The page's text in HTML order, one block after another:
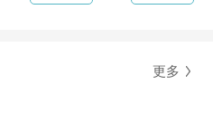
更多